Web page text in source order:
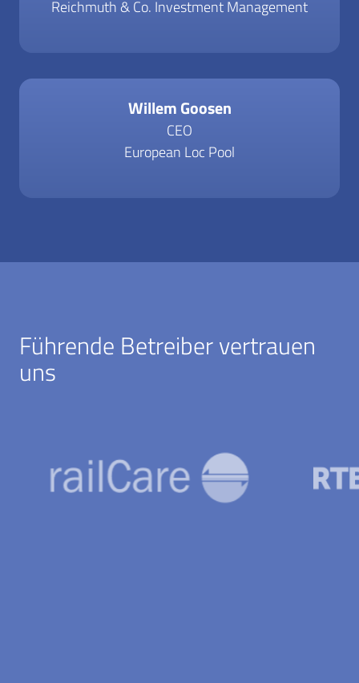
Reichmuth & Co. Investment Management
Willem Goosen
CEO
European Loc Pool
Führende Betreiber vertrauen
uns